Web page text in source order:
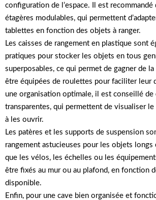
configuration de l’espace. Il est recommandé
étagères modulables, qui permettent
tablettes en fonction des objets à ranger.
Les caisses de rangement en plastique sont
pratiques pour stocker les objets en tous
superposables, ce qui permet de gagner de
être équipées de roulettes pour faciliter leur
une organisation optimale, il est conseillé de
transparentes, qui permettent de visualiser
à les ouvrir.
Les patères et les supports de suspension
rangement astucieuses pour les objets longs
que les vélos, les échelles ou les
être fixés au mur ou au plafond, en fonction
disponible.
Enfin, pour une cave bien organisée et